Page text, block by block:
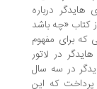
درباره
باشد
مفهوم
لاتور
در سه سال
که این